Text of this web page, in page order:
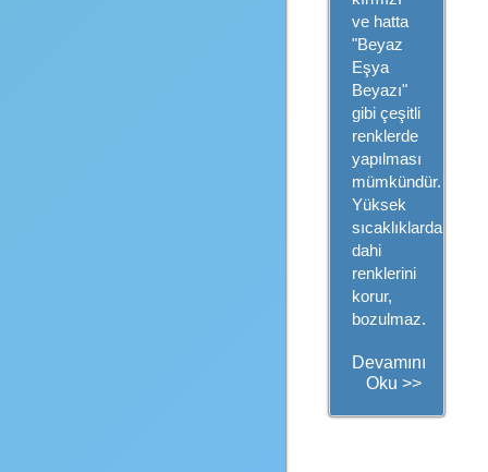
ve hatta
"Beyaz
Eşya
Beyazı"
gibi çeşitli
renklerde
yapılması
mümkündür.
Yüksek
sıcaklıklarda
dahi
renklerini
korur,
bozulmaz.
Devamını
Oku >>